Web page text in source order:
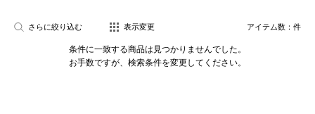
さらに絞り込む 表示変更 アイテム数： 件
条件に一致する商品は見つかりませんでした。
お手数ですが、検索条件を変更してください。